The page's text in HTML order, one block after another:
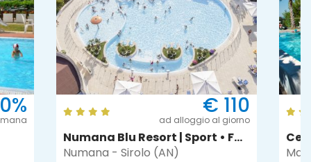
Numana Blu Resort | Sport • Fun • Kids
Numana - Sirolo (AN)
€ 110
ad alloggio al giorno